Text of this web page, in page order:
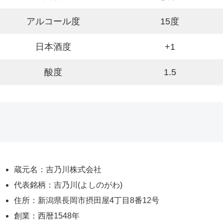
アルコール度 15度
日本酒度 +1
酸度 1.5
蔵元名：吉乃川株式会社
代表銘柄：吉乃川(よしのがわ)
住所：新潟県長岡市摂田屋4丁目8番12号
創業：西暦1548年